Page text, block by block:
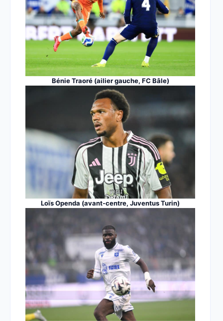
Bénie Traoré (ailier gauche, FC Bâle)
Loïs Openda (avant-centre, Juventus Turin)